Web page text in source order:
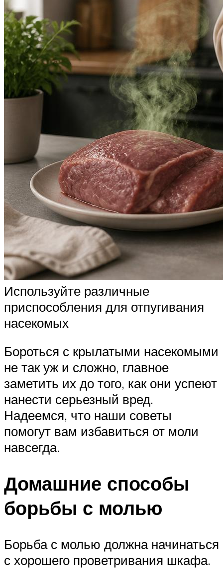
Используйте различные
приспособления для отпугивания
насекомых
Бороться с крылатыми насекомыми
не так уж и сложно, главное
заметить их до того, как они успеют
нанести серьезный вред.
Надеемся, что наши советы
помогут вам избавиться от моли
навсегда.
Домашние способы
борьбы с молью
Борьба с молью должна начинаться
с хорошего проветривания шкафа.